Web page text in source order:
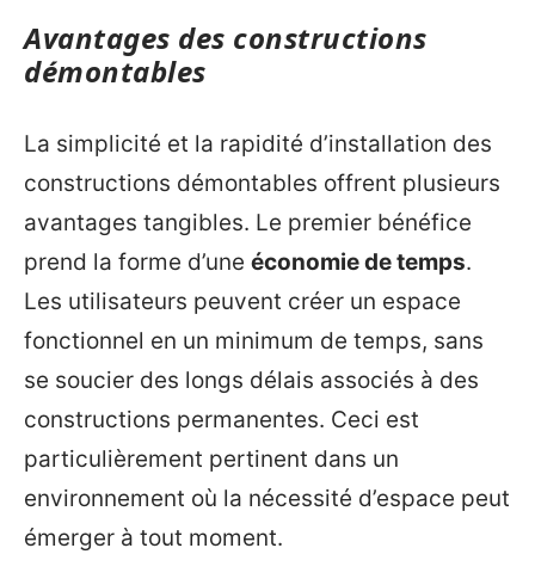
Avantages des constructions
démontables
La simplicité et la rapidité d’installation des
constructions démontables offrent plusieurs
avantages tangibles. Le premier bénéfice
prend la forme d’une économie de temps.
Les utilisateurs peuvent créer un espace
fonctionnel en un minimum de temps, sans
se soucier des longs délais associés à des
constructions permanentes. Ceci est
particulièrement pertinent dans un
environnement où la nécessité d’espace peut
émerger à tout moment.